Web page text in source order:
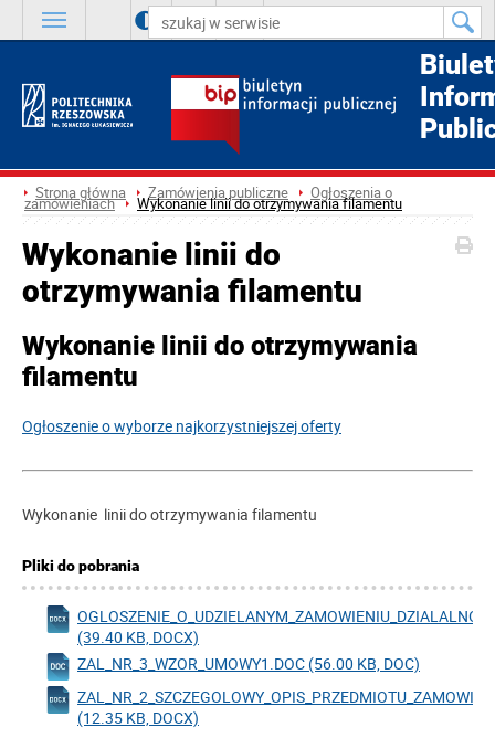
A A A
Strona główna Zamówienia publiczne Ogłoszenia o
zamówieniach Wykonanie linii do otrzymywania filamentu
Wykonanie linii do
otrzymywania filamentu
Wykonanie linii do otrzymywania
filamentu
Ogłoszenie o wyborze najkorzystniejszej oferty
Wykonanie linii do otrzymywania filamentu
Pliki do pobrania
(39.40 KB, DOCX)
ZAL_NR_3_WZOR_UMOWY1.DOC (56.00 KB, DOC)
(12.35 KB, DOCX)